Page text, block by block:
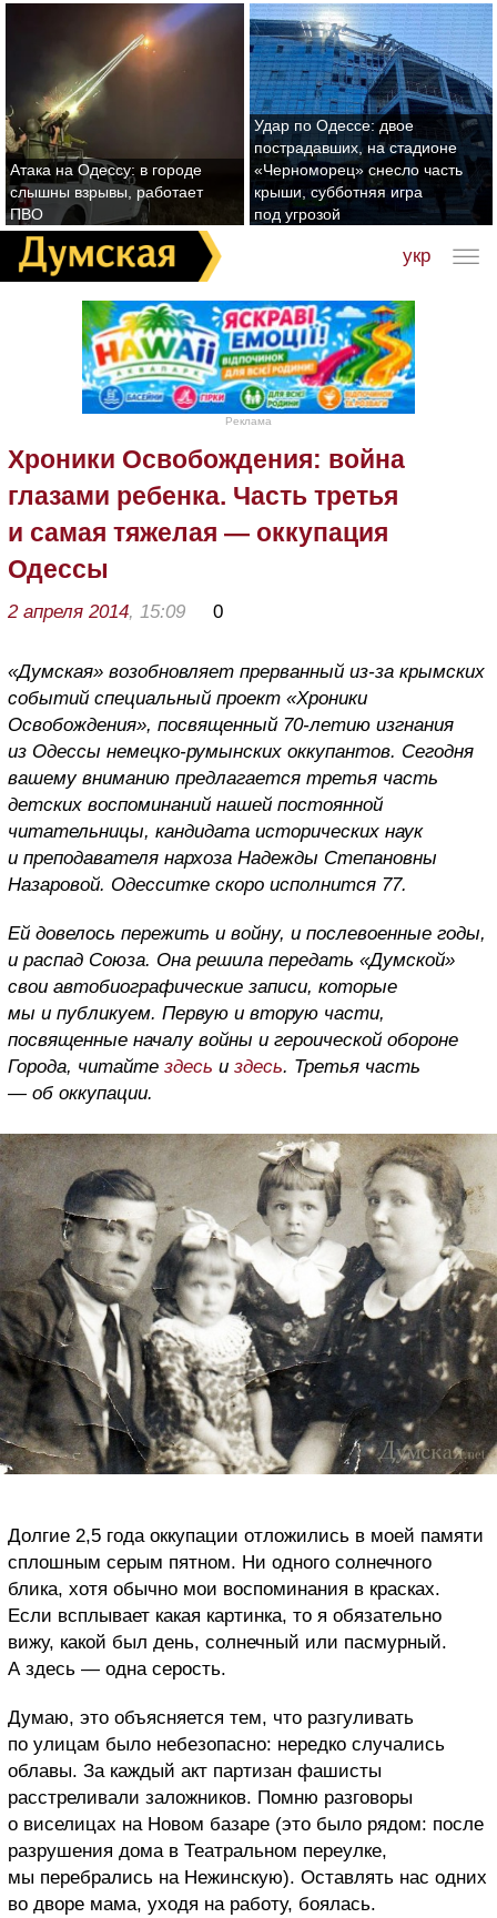
Атака на Одессу: в городе
слышны взрывы, работает
ПВО
Удар по Одессе: двое
пострадавших, на стадионе
«Черноморец» снесло часть
крыши, субботняя игра
под угрозой
укр
Реклама
Хроники Освобождения: война
глазами ребенка. Часть третья
и самая тяжелая — оккупация
Одессы
2 апреля 2014, 15:09 0
«Думская» возобновляет прерванный из-за крымских
событий специальный проект «Хроники
Освобождения», посвященный 70-летию изгнания
из Одессы немецко-румынских оккупантов. Сегодня
вашему вниманию предлагается третья часть
детских воспоминаний нашей постоянной
читательницы, кандидата исторических наук
и преподавателя нархоза Надежды Степановны
Назаровой. Одесситке скоро исполнится 77.
Ей довелось пережить и войну, и послевоенные годы,
и распад Союза. Она решила передать «Думской»
свои автобиографические записи, которые
мы и публикуем. Первую и вторую части,
посвященные началу войны и героической обороне
Города, читайте здесь и здесь. Третья часть
— об оккупации.
Долгие 2,5 года оккупации отложились в моей памяти
сплошным серым пятном. Ни одного солнечного
блика, хотя обычно мои воспоминания в красках.
Если всплывает какая картинка, то я обязательно
вижу, какой был день, солнечный или пасмурный.
А здесь — одна серость.
Думаю, это объясняется тем, что разгуливать
по улицам было небезопасно: нередко случались
облавы. За каждый акт партизан фашисты
расстреливали заложников. Помню разговоры
о виселицах на Новом базаре (это было рядом: после
разрушения дома в Театральном переулке,
мы перебрались на Нежинскую). Оставлять нас одних
во дворе мама, уходя на работу, боялась.